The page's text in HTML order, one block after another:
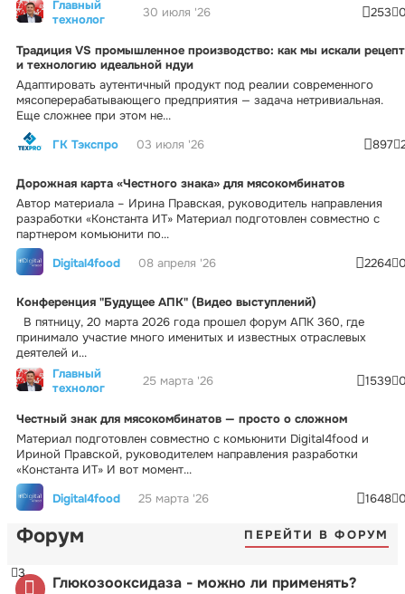
Главный
технолог
30 июля '26 253
Традиция VS промышленное производство: как мы искали рецепт
и технологию идеальной ндуи
Адаптировать аутентичный продукт под реалии современного
мясоперерабатывающего предприятия — задача нетривиальная.
Еще сложнее при этом не...
ГК Тэкспро
03 июля '26 897
Дорожная карта «Честного знака» для мясокомбинатов
Автор материала – Ирина Правская, руководитель направления
разработки «Константа ИТ» Материал подготовлен совместно с
партнером комьюнити по...
Digital4food
08 апреля '26 2264
Конференция "Будущее АПК" (Видео выступлений)
В пятницу, 20 марта 2026 года прошел форум АПК 360, где
принимало участие много именитых и известных отраслевых
деятелей и...
Главный
технолог
25 марта '26 1539
Честный знак для мясокомбинатов — просто о сложном
Материал подготовлен совместно с комьюнити Digital4food и
Ириной Правской, руководителем направления разработки
«Константа ИТ» И вот момент...
Digital4food
25 марта '26 1648
Форум ПЕРЕЙТИ В ФОРУМ
Глюкозооксидаза - можно ли применять?
3